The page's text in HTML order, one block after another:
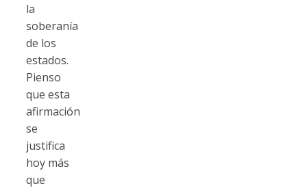
la
soberanía
de los
estados.
Pienso
que esta
afirmación
se
justifica
hoy más
que